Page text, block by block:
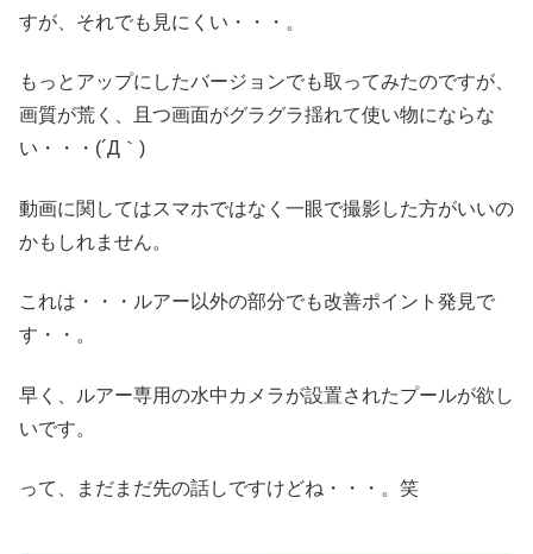
すが、それでも見にくい・・・。
もっとアップにしたバージョンでも取ってみたのですが、
画質が荒く、且つ画面がグラグラ揺れて使い物にならな
い・・・(´Д｀)
動画に関してはスマホではなく一眼で撮影した方がいいの
かもしれません。
これは・・・ルアー以外の部分でも改善ポイント発見で
す・・。
早く、ルアー専用の水中カメラが設置されたプールが欲し
いです。
って、まだまだ先の話しですけどね・・・。笑